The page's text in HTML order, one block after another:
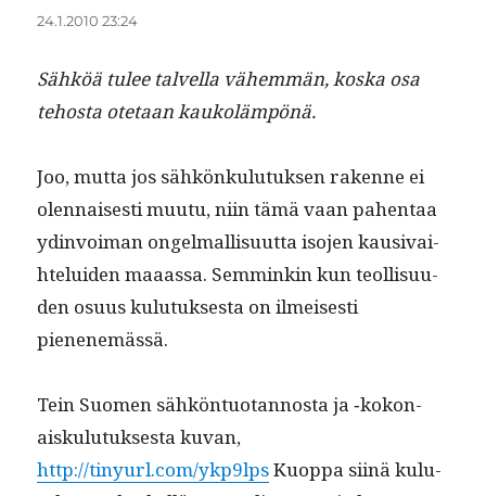
24.1.2010 23:24
Sähköä tulee talvel­la vähem­män, kos­ka osa
tehos­ta ote­taan kaukolämpönä.
Joo, mut­ta jos sähkönku­lu­tuk­sen rakenne ei
olen­nais­es­ti muu­tu, niin tämä vaan pahen­taa
ydin­voiman ongel­mallisu­ut­ta iso­jen kau­si­vai­
htelu­iden maaas­sa. Sem­minkin kun teol­lisu­u­
den osu­us kulu­tuk­ses­ta on ilmeis­es­ti
pienenemässä.
Tein Suomen sähkön­tuotan­nos­ta ja ‑kokon­
aisku­lu­tuk­ses­ta kuvan,
http://tinyurl.com/ykp9lpsKuop­pa siinä kulu­